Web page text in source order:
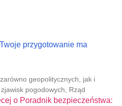
przygotowanie ma
geopolitycznych, jak i
pogodowych, Rząd
o Poradnik bezpieczeństwa: